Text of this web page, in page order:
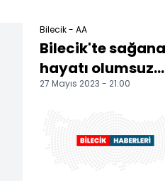
Bilecik - AA
Bilecik'te
hayatı olumsuz
etkiledi
27 Mayıs 2023 - 21:00